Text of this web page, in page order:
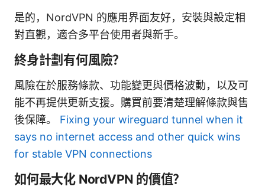
是的，NordVPN 的應用界面友好，安裝與設定相
對直觀，適合多平台使用者與新手。
終身計劃有何風險？
風險在於服務條款、功能變更與價格波動，以及可
能不再提供更新支援。購買前要清楚理解條款與售
後保障。 Fixing your wireguard tunnel when it
says no internet access and other quick wins
for stable VPN connections
如何最大化 NordVPN 的價值？